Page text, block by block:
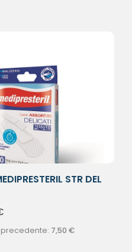
STR DEL
precedente: 7,50 €